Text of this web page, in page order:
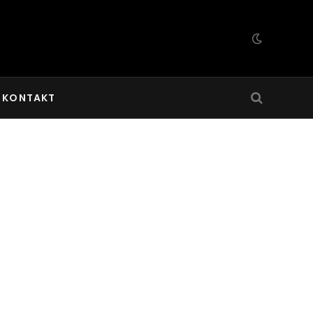
KONTAKT